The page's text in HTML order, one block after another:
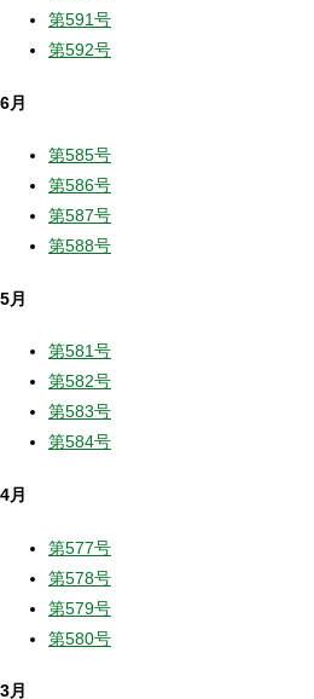
第591号
第592号
6月
第585号
第586号
第587号
第588号
5月
第581号
第582号
第583号
第584号
4月
第577号
第578号
第579号
第580号
3月